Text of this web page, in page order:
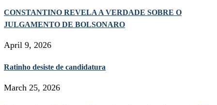
CONSTANTINO REVELA A VERDADE SOBRE O
JULGAMENTO DE BOLSONARO
April 9, 2026
Ratinho desiste de candidatura
March 25, 2026